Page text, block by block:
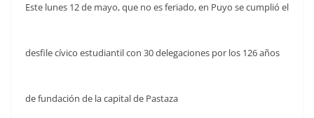
Este lunes 12 de mayo, que no es feriado, en Puyo se cumplió el
desfile cívico estudiantil con 30 delegaciones por los 126 años
de fundación de la capital de Pastaza